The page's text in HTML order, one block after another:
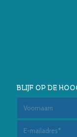
BLIJF OP DE